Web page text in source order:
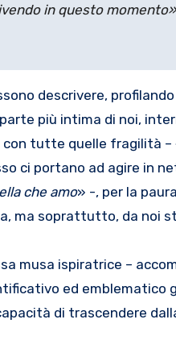
in questo
descrivere,
più intima di noi,
con tutte quelle fragilità –
ci portano ad agire in
che amo» -, per la
ma soprattutto, da noi
musa ispiratrice –
ed emblematico
di trascendere